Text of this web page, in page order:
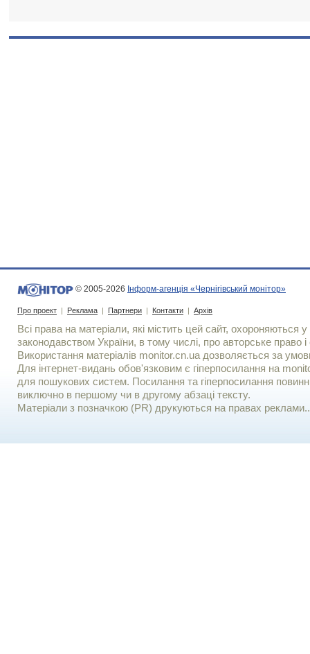
© 2005-2026 Інформ-агенція «Чернігівський монітор»
Про проект | Реклама | Партнери | Контакти | Архів
Всі права на матеріали, які містить цей сайт, охороняються у
законодавством України, в тому числі, про авторське право і
Використання матерiалiв monitor.cn.ua дозволяється за
Для iнтернет-видань обов'язковим є гiперпосилання на
для пошукових систем. Посилання та гіперпосилання
виключно в першому чи в другому абзаці тексту.
Матеріали з позначкою (PR) друкуються на правах реклами..